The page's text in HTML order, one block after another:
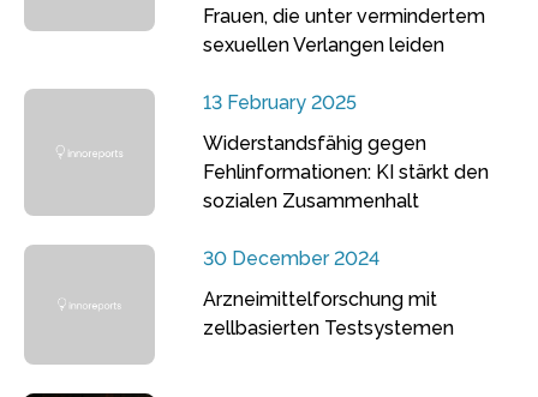
Frauen, die unter vermindertem
sexuellen Verlangen leiden
13 February 2025
Widerstandsfähig gegen
Fehlinformationen: KI stärkt den
sozialen Zusammenhalt
30 December 2024
Arzneimittelforschung mit
zellbasierten Testsystemen